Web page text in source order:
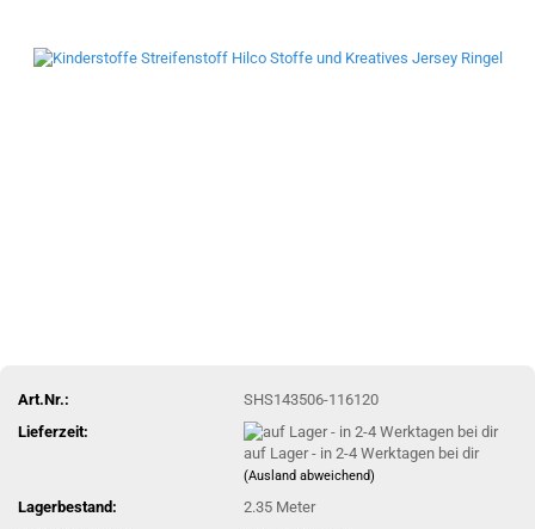
Art.Nr.:
SHS143506-116120
Lieferzeit:
auf Lager - in 2-4 Werktagen bei dir
(Ausland abweichend)
Lagerbestand: 2.35 Meter